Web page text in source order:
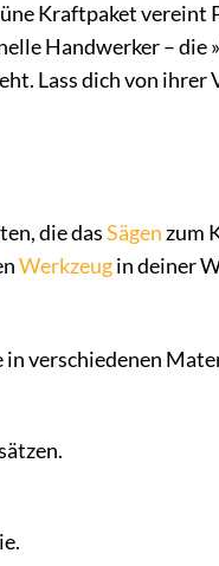
Kraftpaket vereint
Handwerker – die
Lass dich von ihrer
die dasSägenzum
Werkzeugin deiner
verschiedenen